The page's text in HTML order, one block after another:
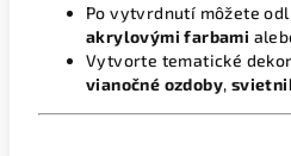
Po vytvrdnutí môžete
akrylovými farbami
Vytvorte tematické
vianočné ozdoby,